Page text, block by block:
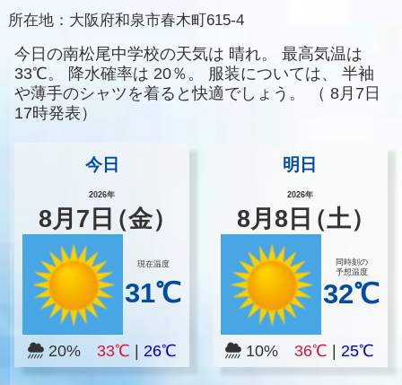
所在地： 大阪府和泉市春木町615-4
今日の南松尾中学校の天気は 晴れ。
最高気温は
33℃。
降水確率は 20％。 服装については、
半袖
や薄手のシャツを着ると快適でしょう。
（ 8月7日
17時発表）
今日
2026年
8月 7 日（金）
現在温度
31℃
20% 33℃ 26℃
明日
2026年
8月8 日（土）
同時刻の
予想温度
32℃
10%36℃ |25℃